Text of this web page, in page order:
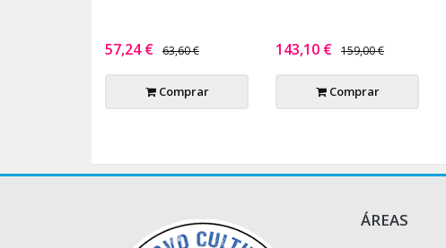
57,24 € 63,60 €
Comprar
143,10 € 159,00 €
Comprar
ÁREAS